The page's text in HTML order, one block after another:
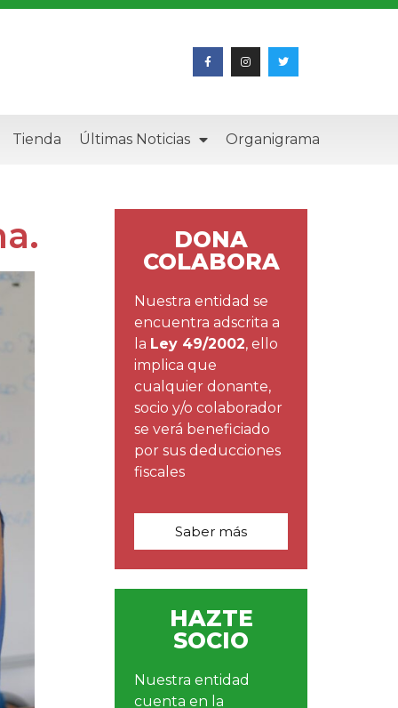
Tienda Últimas Noticias Organigrama
DONA
COLABORA
Nuestra entidad se
encuentra adscrita a
la Ley 49/2002, ello
implica que
cualquier donante,
socio y/o colaborador
se verá beneficiado
por sus deducciones
fiscales
Saber más
HAZTE
SOCIO
Nuestra entidad
cuenta en la